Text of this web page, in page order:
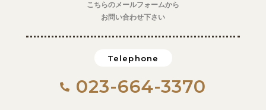
こちらのメールフォームから
お問い合わせ下さい
Telephone
023-664-3370